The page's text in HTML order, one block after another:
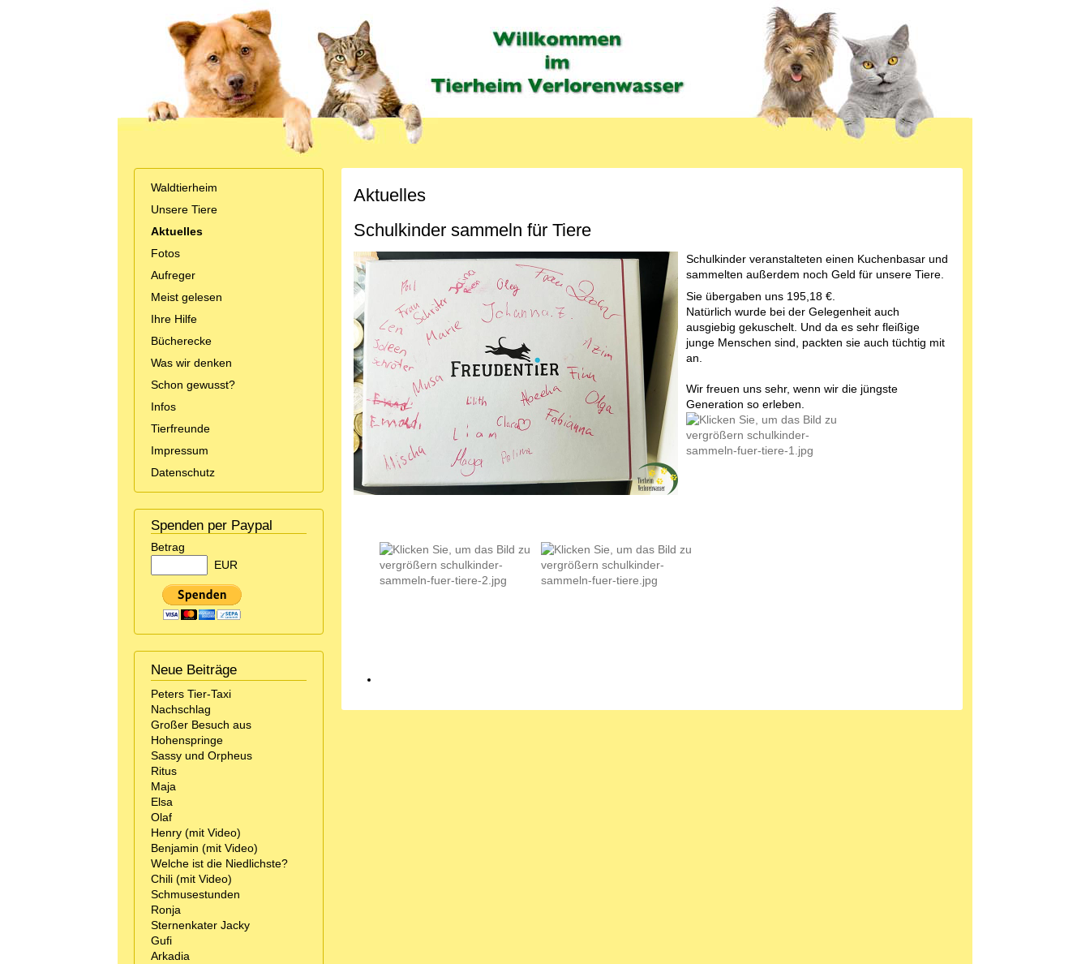
Waldtierheim
Unsere Tiere
Aktuelles
Fotos
Aufreger
Meist gelesen
Ihre Hilfe
Bücherecke
Was wir denken
Schon gewusst?
Infos
Tierfreunde
Impressum
Datenschutz
Spenden per Paypal
Betrag
EUR
Neue Beiträge
Peters Tier-Taxi
Nachschlag
Großer Besuch aus
Hohenspringe
Sassy und Orpheus
Ritus
Maja
Elsa
Olaf
Henry (mit Video)
Benjamin (mit Video)
Welche ist die Niedlichste?
Chili (mit Video)
Schmusestunden
Ronja
Sternenkater Jacky
Gufi
Arkadia
Aktuelles
Schulkinder sammeln für Tiere
Schulkinder veranstalteten einen Kuchenbasar und
sammelten außerdem noch Geld für unsere Tiere.
Sie übergaben uns 195,18 €.
Natürlich wurde bei der Gelegenheit auch
ausgiebig gekuschelt. Und da es sehr fleißige
junge Menschen sind, packten sie auch tüchtig mit
an.
Wir freuen uns sehr, wenn wir die jüngste
Generation so erleben.